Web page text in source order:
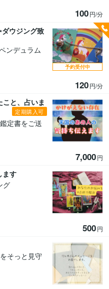
100円/分
ウジング致
ンデュラム
120円/分
予約受付中
と、占いま
定期購入可
定書をご送
7,000円
ます
グ
500円
そっと見守